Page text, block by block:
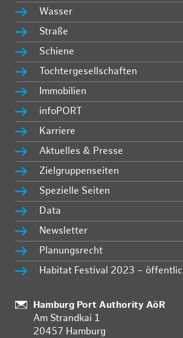
Wasser
Straße
Schiene
Tochtergesellschaften
Immobilien
infoPORT
Karriere
Aktuelles & Presse
Zielgruppenseiten
Spezielle Seiten
Data
Newsletter
Planungsrecht
Habitat Festival 2023 –
Standort:
Hamburg Port Authority AöR
Am Strandkai 1
20457 Hamburg